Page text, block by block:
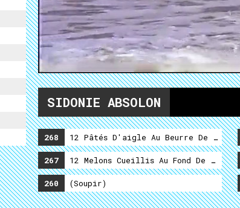
SIDONIE ABSOLON
268 12 Pâtés D'aigle Au Beurre De
267 12 Melons Cueillis Au Fond De La
260 (soupir)